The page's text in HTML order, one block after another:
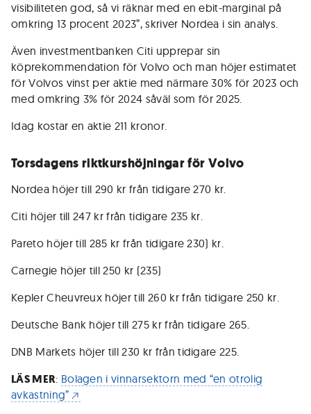
visibiliteten god, så vi räknar med en ebit-marginal på
omkring 13 procent 2023”, skriver Nordea i sin analys.
Även investmentbanken Citi upprepar sin
köprekommendation för Volvo och man höjer estimatet
för Volvos vinst per aktie med närmare 30% för 2023 och
med omkring 3% för 2024 såväl som för 2025.
Idag kostar en aktie 211 kronor.
Torsdagens riktkurshöjningar för Volvo
Nordea höjer till 290 kr från tidigare 270 kr.
Citi höjer till 247 kr från tidigare 235 kr.
Pareto höjer till 285 kr från tidigare 230) kr.
Carnegie höjer till 250 kr (235)
Kepler Cheuvreux höjer till 260 kr från tidigare 250 kr.
Deutsche Bank höjer till 275 kr från tidigare 265.
DNB Markets höjer till 230 kr från tidigare 225.
LÄS MER: Bolagen i vinnarsektorn med “en otrolig
avkastning”